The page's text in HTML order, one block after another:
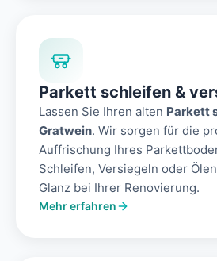
Parkett schleifen &
Lassen Sie Ihren alten Parkett
Gratwein. Wir sorgen für die
Auffrischung Ihres
Schleifen, Versiegeln oder
Glanz bei Ihrer Renovierung.
Mehr erfahren